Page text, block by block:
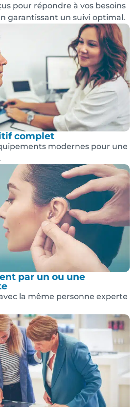
pour répondre à vos besoins
garantissant un suivi optimal.
complet
modernes pour une
par un ou une
la même personne experte